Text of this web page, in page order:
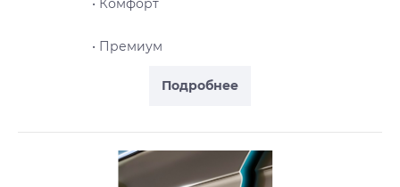
Подробнее
• Комфорт
• Премиум